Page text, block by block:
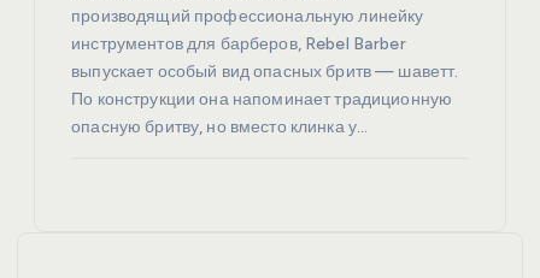
производящий профессиональную линейку
инструментов для барберов, Rebel Barber
выпускает особый вид опасных бритв — шаветт.
По конструкции она напоминает традиционную
опасную бритву, но вместо клинка у…